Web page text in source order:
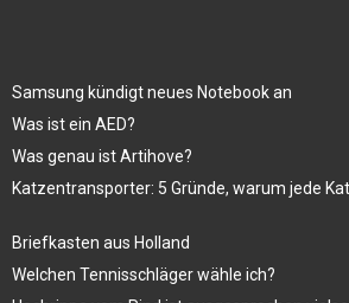
Samsung kündigt neues Notebook an
Was ist ein AED?
Was genau ist Artihove?
Katzentransporter: 5 Gründe, warum jede
Briefkasten aus Holland
Welchen Tennisschläger wähle ich?